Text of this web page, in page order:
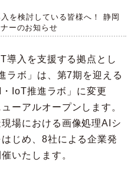
を検討している皆様へ！ 静岡
ーのお知らせ
入を支援する拠点とし
ラボ」は、第7期を迎える
IoT推進ラボ」に変更
ーアルオープンします。
場における画像処理AIシ
じめ、8社による企業発
いたします。